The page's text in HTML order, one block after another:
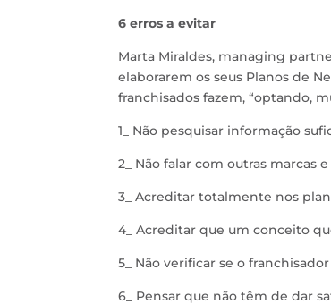
6 erros a evitar
Marta Miraldes, managing
elaborarem os seus Planos de
franchisados fazem, “optando,
1_ Não pesquisar informação
2_ Não falar com outras marcas
3_ Acreditar totalmente nos
4_ Acreditar que um conceito
5_ Não verificar se o
6_ Pensar que não têm de dar